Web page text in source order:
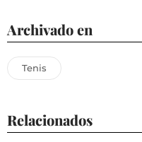
Archivado en
Tenis
Relacionados